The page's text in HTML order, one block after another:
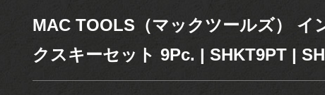
診断機器・テスター 特殊
MACバンでもなかなか見ることができない大型商品や
ウエア・グッズ類なども目にすることができます。
ブレーキ・ ホイール
サス
ライト
メン
MAC TOOLS（マックツールズ） イ
クスキーセット 9Pc. | SHKT9PT |